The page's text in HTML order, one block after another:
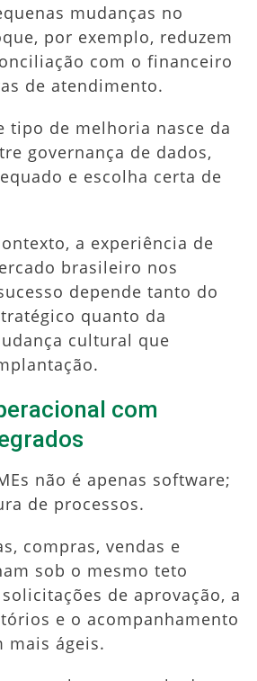
mudanças no
por exemplo, reduzem
com o financeiro
de atendimento.
tipo de melhoria nasce da
governança de dados,
e escolha certa de
a experiência de
brasileiro nos
depende tanto do
quanto da
cultural que
com
não é apenas software;
de processos.
compras, vendas e
sob o mesmo teto
de aprovação, a
e o acompanhamento
mais ágeis.